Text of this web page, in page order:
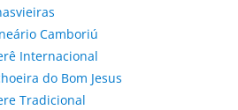
Camboriú
Internacional
do Bom Jesus
Tradicional